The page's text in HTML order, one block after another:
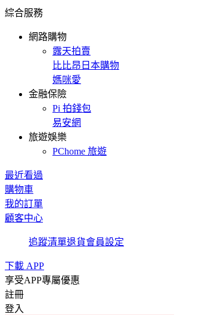
綜合服務
網路購物
露天拍賣
比比昂日本購物
媽咪愛
金融保險
Pi 拍錢包
易安網
旅遊娛樂
PChome 旅遊
最近看過
購物車
我的訂單
顧客中心
追蹤清單退貨會員設定
下載 APP
享受APP專屬優惠
註冊
登入